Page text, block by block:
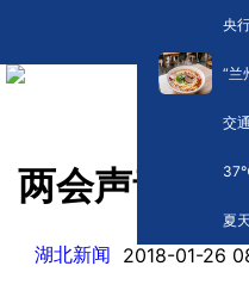
央
“兰
交
夏
两会声音丨
湖北新闻 2018-01-26